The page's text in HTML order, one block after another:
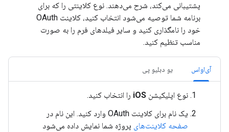
پشتیبانی می‌کند، شرح می‌دهند. نوع کلاینتی را که برای
برنامه شما توصیه می‌شود انتخاب کنید، کلاینت OAuth
خود را نامگذاری کنید و سایر فیلدهای فرم را به صورت
مناسب تنظیم کنید.
آی‌او‌اس یو دبلیو پی
نوع اپلیکیشن iOS را انتخاب کنید.
یک نام برای کلاینت OAuth وارد کنید. این نام در
صفحه کلاینت‌های پروژه شما نمایش داده می‌شود